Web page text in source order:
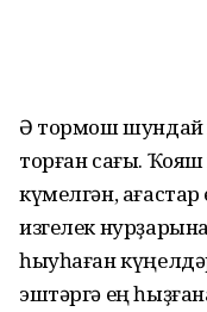
Ә тормош шундай
торған сағы.
күмелгән,
изгелек
һыуһаған
эштәргә ең